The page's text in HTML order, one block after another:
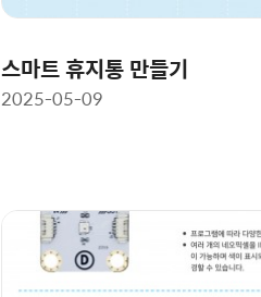
스마트 휴지통 만들기
2025-05-09